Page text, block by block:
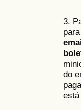
3.
do